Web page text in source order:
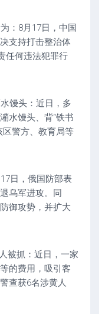
：8月17日，中国
支持打击整治体
任何违法犯罪行
馒头：近日，多
水馒头、背“铁书
区警方、教育局等
日，俄国防部表
乌军进攻。同
御攻势，并扩大
被抓：近日，一家
的费用，吸引客
查获6名涉黄人